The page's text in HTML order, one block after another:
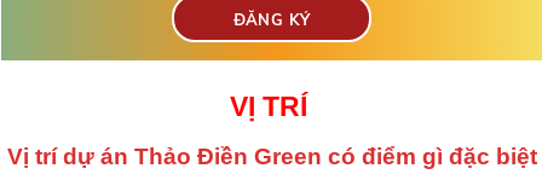
VỊ TRÍ
Vị trí dự án Thảo Điền Green có điểm gì đặc biệt